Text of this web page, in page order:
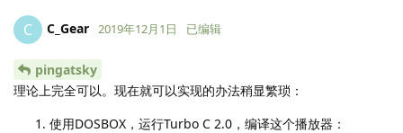
C C_Gear 2019年12月1日 已编辑
pingatsky
理论上完全可以。现在就可以实现的办法稍显繁琐：
使用DOSBOX，运行Turbo C 2.0，编译这个播放器：